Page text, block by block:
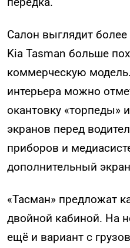
Салон выглядит
Kia Tasman больше
коммерческую
интерьера можно
окантовку «торпеды»
экранов перед
приборов и
дополнительный
«Тасман» предложат
двойной кабиной. На
ещё и вариант с